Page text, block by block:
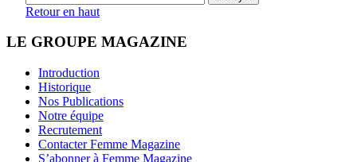
Retour en haut
LE GROUPE MAGAZINE
Introduction
Historique
Nos Publications
Notre équipe
Recrutement
Contacter Femme Magazine
S’abonner à Femme Magazine